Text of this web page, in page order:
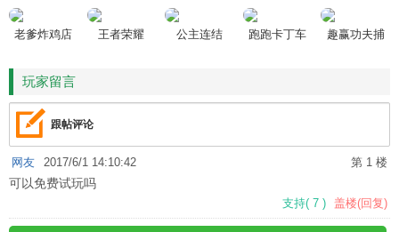
老爹炸鸡店
王者荣耀 公主连结 跑跑卡丁车
趣赢功夫捕
玩家留言
跟帖评论
第 1 楼
网友 2017/6/1 14:10:42
可以免费试玩吗
支持( 7 ) 盖楼(回复)